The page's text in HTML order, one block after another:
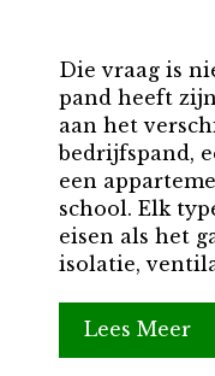
Die vraag is
pand heeft
aan het
bedrijfspand,
een
school. Elk
eisen als het
isolatie,
Lees Meer